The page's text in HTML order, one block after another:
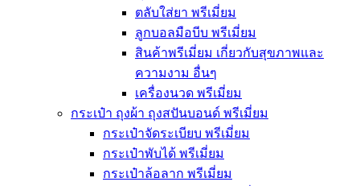
ตลับใส่ยา พรีเมี่ยม
ลูกบอลมือบีบ พรีเมี่ยม
สินค้าพรีเมี่ยม เกี่ยวกับสุขภาพและ
ความงาม อื่นๆ
เครื่องนวด พรีเมี่ยม
กระเป๋า ถุงผ้า ถุงสปันบอนด์ พรีเมี่ยม
กระเป๋าจัดระเบียบ พรีเมี่ยม
กระเป๋าพับได้ พรีเมี่ยม
กระเป๋าล้อลาก พรีเมี่ยม